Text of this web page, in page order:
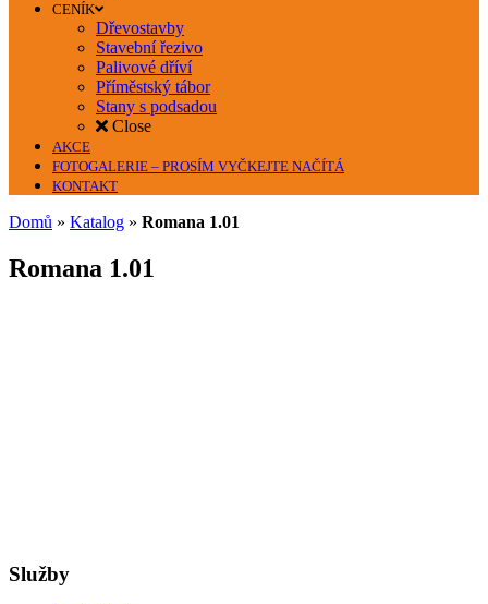
CENÍK
Dřevostavby
Stavební řezivo
Palivové dříví
Příměstský tábor
Stany s podsadou
Close
AKCE
FOTOGALERIE – PROSÍM VYČKEJTE NAČÍTÁ
KONTAKT
Domů » Katalog » Romana 1.01
Romana 1.01
Služby